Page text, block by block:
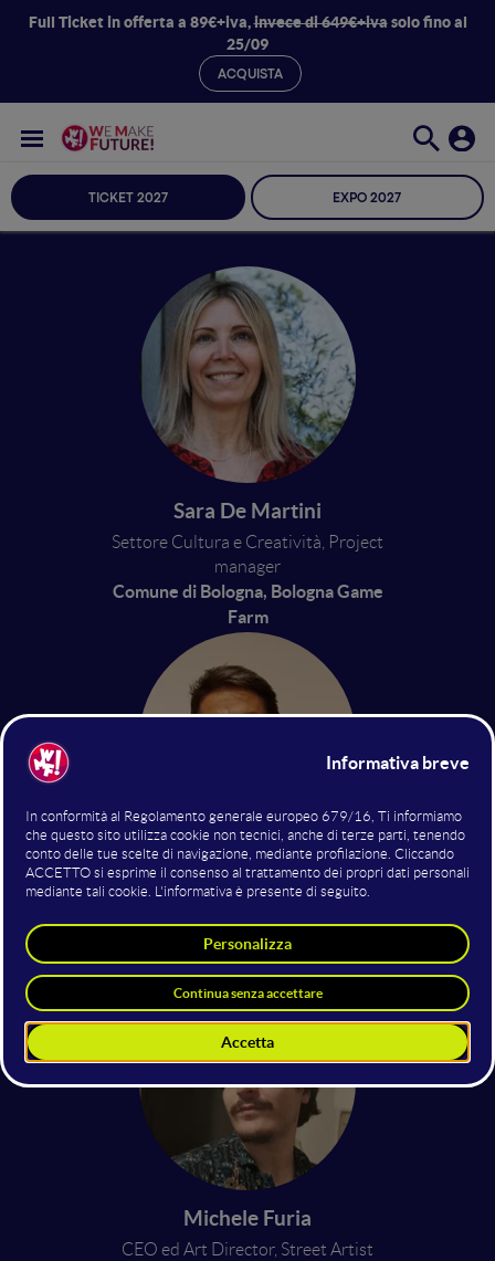
Full Ticket in offerta a 89€+iva,invece di 649€+ivasolo fino al
25/09
ACQUISTA
TICKET 2027 EXPO 2027
Sara De Martini
Settore Cultura e Creatività, Project
manager
Comune di Bologna, Bologna Game
Farm
Ivan Venturi
Bologna Game Farm, IV
Productions
Michele Furia
CEO ed Art Director, Street Artist